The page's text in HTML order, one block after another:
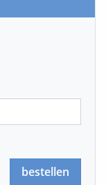
bestellen